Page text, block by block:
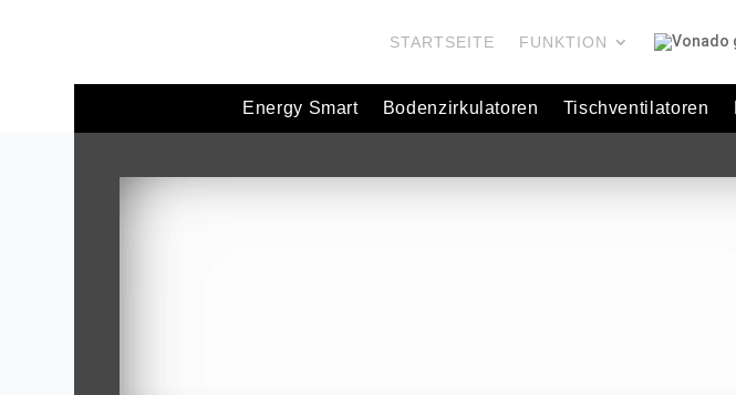
STARTSEITE FUNKTION
Energy Smart Bodenzirkulatoren Tischventilatoren